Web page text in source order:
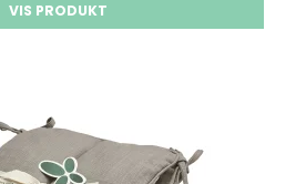
VIS PRODUKT